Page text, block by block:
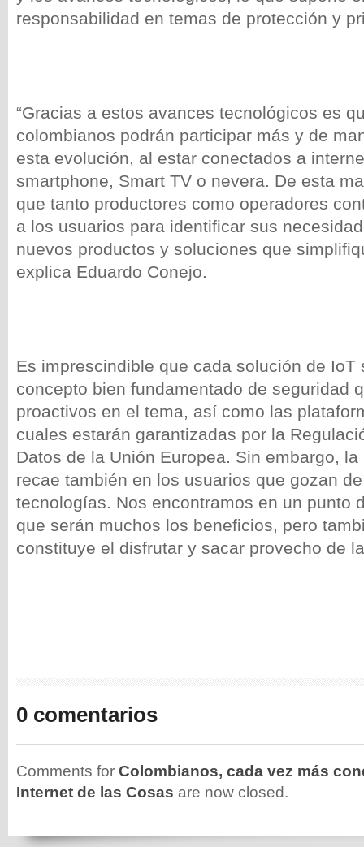
responsabilidad en temas de protección y
“Gracias a estos avances tecnológicos es
colombianos podrán participar más y de
esta evolución, al estar conectados a
smartphone, Smart TV o nevera. De esta
que tanto productores como operadores
a los usuarios para identificar sus
nuevos productos y soluciones que
explica Eduardo Conejo.
Es imprescindible que cada solución de IoT
concepto bien fundamentado de seguridad
proactivos en el tema, así como las
cuales estarán garantizadas por la
Datos de la Unión Europea. Sin embargo,
recae también en los usuarios que gozan
tecnologías. Nos encontramos en un punto
que serán muchos los beneficios, pero
constituye el disfrutar y sacar provecho de
0 comentarios
Comments for Colombianos, cada vez más
Internet de las Cosas are now closed.